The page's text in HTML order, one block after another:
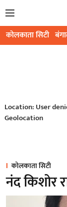
कोलकाता सिटी
Location: User
Geolocation
कोलकाता सिटी
नंद किशोर